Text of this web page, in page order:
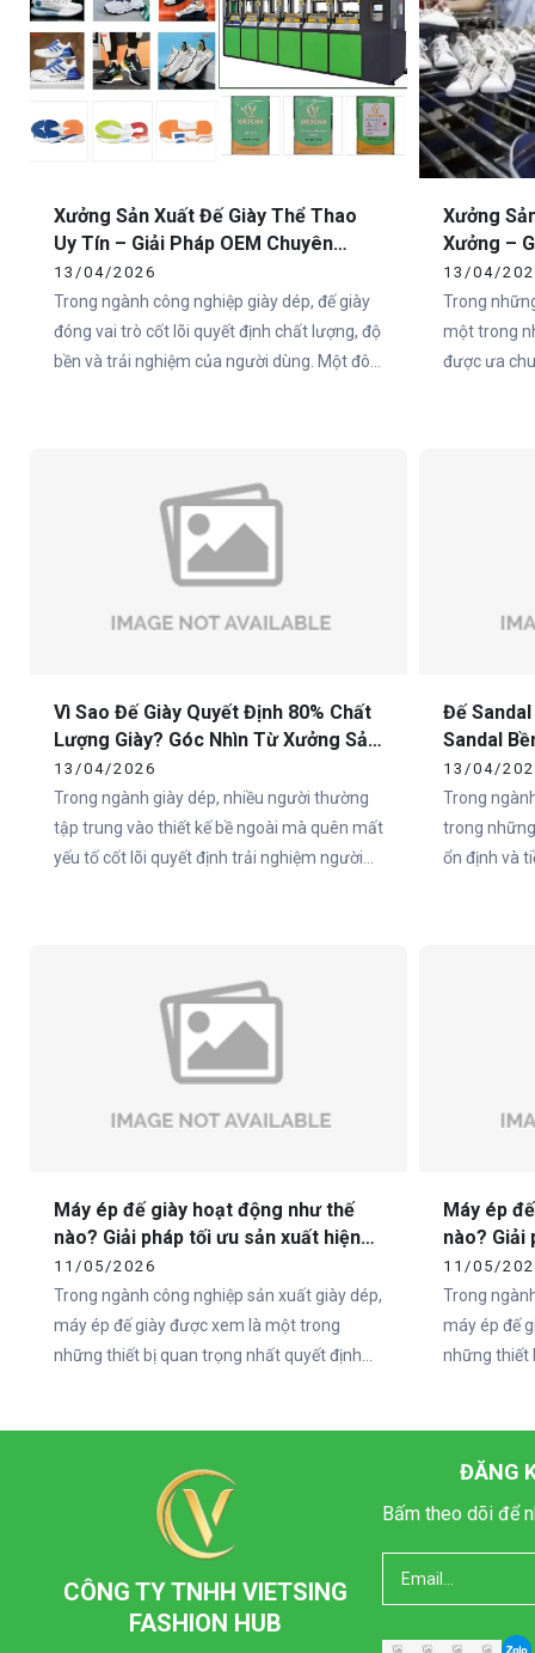
Xưởng Sản Xuất Đế Giày Thể Thao
Uy Tín – Giải Pháp OEM Chuyên
Nghiệp Tại Việt Nam
13/04/2026
Trong ngành công nghiệp giày dép, đế giày
đóng vai trò cốt lõi quyết định chất lượng, độ
bền và trải nghiệm của người dùng. Một đôi
sản xuất đế giày thể thao uy tín là yếu tố
sống còn đối với các thương hiệu.
Xưởng
Xưởng –
Toàn
13/04/
Trong
một trong
được ưa
Vì Sao Đế Giày Quyết Định 80% Chất
Lượng Giày? Góc Nhìn Từ Xưởng Sản
Xuất
13/04/2026
Trong ngành giày dép, nhiều người thường
tập trung vào thiết kế bề ngoài mà quên mất
yếu tố cốt lõi quyết định trải nghiệm người
Đế
Sandal
Cho
13/04/
Trong
trong
ổn định và
Máy ép đế giày hoạt động như thế
nào? Giải pháp tối ưu sản xuất hiện
đại cùng Vietcha
11/05/2026
Trong ngành công nghiệp sản xuất giày dép,
máy ép đế giày được xem là một trong
những thiết bị quan trọng nhất quyết định
trọng vào mẫu mã mà còn đầu tư mạnh vào
hệ thống máy móc hiện đại nhằm nâng cao
năng suất và tối ưu quy trình sản xuất.
Trong đó, Vietcha là một trong những đơn vị
cung cấp máy móc ngành giày uy tín tại Việt
Nam, mang đến nhiều giải pháp công nghệ
Máy ép
nào? Giải
đại cùng
11/05/
Trong
máy ép đế
những thiết
trọng vào
hệ thống
CÔNG TY TNHH VIETSING
FASHION HUB
ĐĂNG
Bấm theo dõi để